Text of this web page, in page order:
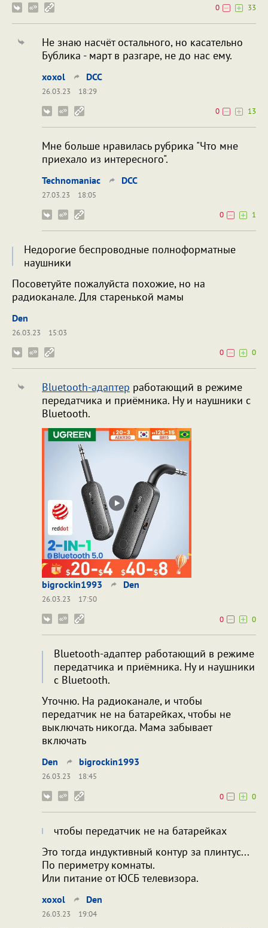
0
33
Не знаю насчёт остального, но касательно
Бублика - март в разгаре, не до нас ему.
xoxol DCC
26.03.23
18:29
0
13
Мне больше нравилась рубрика "Что мне
приехало из интересного".
Technomaniac DCC
27.03.23
18:05
0
1
Недорогие беспроводные полноформатные
наушники
Посоветуйте пожалуйста похожие, но на
радиоканале. Для старенькой мамы
Den
26.03.23
15:03
0
0
Bluetooth-адаптер работающий в режиме
передатчика и приёмника. Ну и наушники с
Bluetooth.
bigrockin1993 Den
26.03.23
17:50
0
0
Bluetooth-адаптер работающий в режиме
передатчика и приёмника. Ну и наушники
с Bluetooth.
Уточню. На радиоканале, и чтобы
передатчик не на батарейках, чтобы не
выключать никогда. Мама забывает
включать
Den bigrockin1993
26.03.23
18:45
0
0
чтобы передатчик не на батарейках
Это тогда индуктивный контур за плинтус...
По периметру комнаты.
Или питание от ЮСБ телевизора.
xoxol Den
26.03.23
19:04